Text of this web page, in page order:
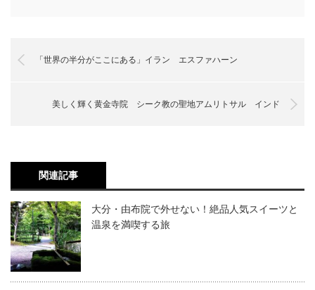
「世界の半分がここにある」イラン エスファハーン
美しく輝く黄金寺院 シーク教の聖地アムリトサル インド
関連記事
大分・由布院で外せない！絶品人気スイーツと
温泉を満喫する旅